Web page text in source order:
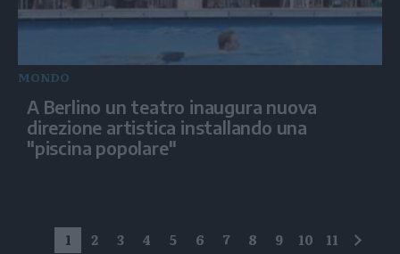
MONDO
A Berlino un teatro inaugura nuova
direzione artistica installando una
"piscina popolare"
1 2 3 4 5 6 7 8 9 10 11